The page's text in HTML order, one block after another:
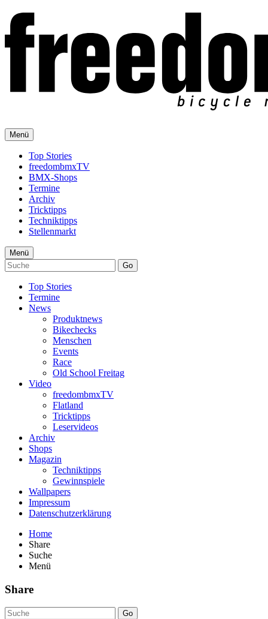
Menü
Top Stories
freedombmxTV
BMX-Shops
Termine
Archiv
Tricktipps
Techniktipps
Stellenmarkt
Menü
Go
Top Stories
Termine
News
Produktnews
Bikechecks
Menschen
Events
Race
Old School Freitag
Video
freedombmxTV
Flatland
Tricktipps
Leservideos
Archiv
Shops
Magazin
Techniktipps
Gewinnspiele
Wallpapers
Impressum
Datenschutzerklärung
Home
Share
Suche
Menü
Share
Go